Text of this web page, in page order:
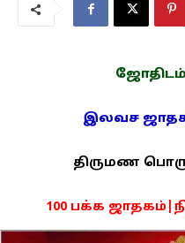
ஜோதிடம்
இலவச
திருமண
100 பக்க